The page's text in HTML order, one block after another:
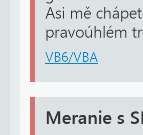
Asi mě
pravoúhlém
VB6/VBA
Meranie s